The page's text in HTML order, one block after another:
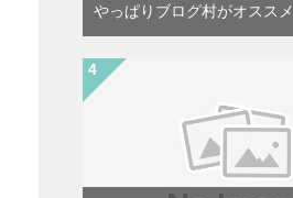
やっぱりブログ村がオススメ